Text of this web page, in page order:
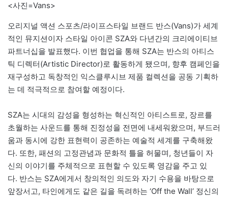
<사진=Vans>
오리지널 액션 스포츠/라이프스타일 브랜드 반스(Vans)가 세계
적인 뮤지션이자 스타일 아이콘 SZA와 다년간의 크리에이티브
파트너십을 발표했다. 이번 협업을 통해 SZA는 반스의 아티스
틱 디렉터(Artistic Director)로 활동하게 됐으며, 향후 캠페인을
재구성하고 독창적인 익스클루시브 제품 컬렉션을 공동 기획하
는 데 적극적으로 참여할 예정이다.
SZA는 시대의 감성을 형성하는 혁신적인 아티스트로, 장르를
초월하는 사운드를 통해 진정성을 전면에 내세워왔으며, 부드러
움과 동시에 강한 표현력이 공존하는 예술적 세계를 구축해왔
다. 또한, 패션의 고정관념과 문화적 틀을 허물며, 청년들이 자
신의 이야기를 주체적으로 표현할 수 있도록 영감을 주고 있
다. 반스는 SZA에게서 창의적인 의도와 자기 수용을 바탕으로
앞장서고, 타인에게도 같은 길을 독려하는 ‘Off the Wall’ 정신의